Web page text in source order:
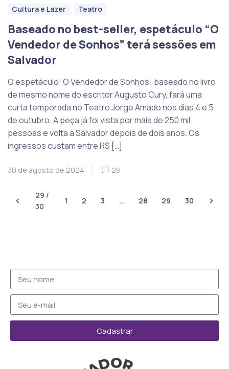
Cultura e Lazer Teatro
Baseado no best-seller, espetáculo “O
Vendedor de Sonhos” terá sessões em
Salvador
O espetáculo “O Vendedor de Sonhos”, baseado no livro
de mesmo nome do escritor Augusto Cury, fará uma
curta temporada no Teatro Jorge Amado nos dias 4 e 5
de outubro. A peça já foi vista por mais de 250 mil
pessoas e volta a Salvador depois de dois anos. Os
ingressos custam entre R$ […]
30 de agosto de 2024 28
29 /
30
1 2 3 … 28 29 30
Cadastrar